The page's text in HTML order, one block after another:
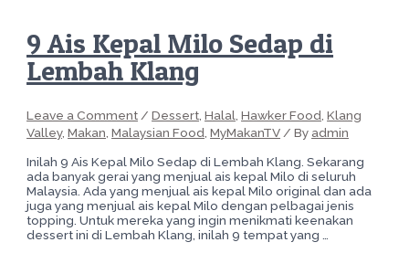
9 Ais Kepal Milo Sedap di
Lembah Klang
Leave a Comment /Dessert ,Halal ,Hawker Food ,Klang
Valley,Makan ,Malaysian Food ,MyMakanTV / By admin
Inilah 9 Ais Kepal Milo Sedap di Lembah Klang. Sekarang
ada banyak gerai yang menjual ais kepal Milo di seluruh
Malaysia. Ada yang menjual ais kepal Milo original dan ada
juga yang menjual ais kepal Milo dengan pelbagai jenis
topping. Untuk mereka yang ingin menikmati keenakan
dessert ini di Lembah Klang, inilah 9 tempat yang …